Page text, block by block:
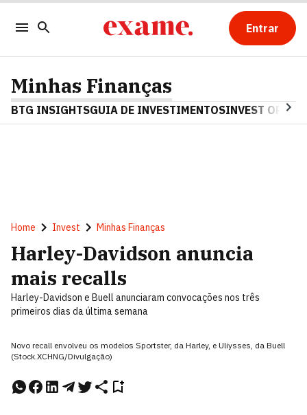
Entrar
Minhas Finanças
BTG INSIGHTSGUIA DE INVESTIMENTOSINVEST OPINA
Home Invest Minhas Finanças
Harley-Davidson anuncia
mais recalls
Harley-Davidson e Buell anunciaram convocações nos três
primeiros dias da última semana
Novo recall envolveu os modelos Sportster, da Harley, e Uliysses, da Buell
(Stock.XCHNG/Divulgação)